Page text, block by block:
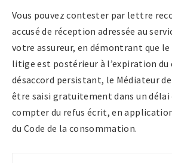
Vous pouvez contester par lettre
accusé de réception adressée au
votre assureur, en démontrant que
litige est postérieur à l’expiration du
désaccord persistant, le Médiateur
être saisi gratuitement dans un délai
compter du refus écrit, en
du Code de la consommation.